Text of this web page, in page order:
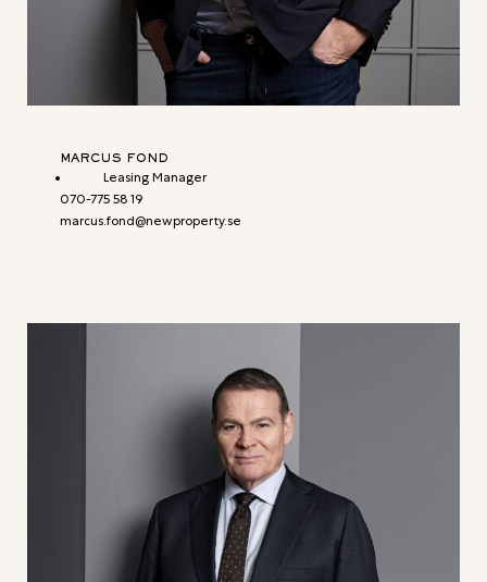
MARCUS FOND
Leasing Manager
070-775 58 19
marcus.fond@newproperty.se